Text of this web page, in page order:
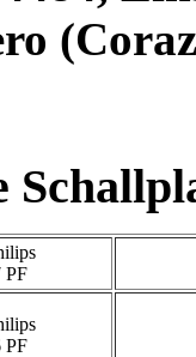
PF
PF